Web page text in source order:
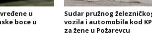
u
boce u
Sudar pružnog
vozila i automobila kod
za žene u Požarevcu